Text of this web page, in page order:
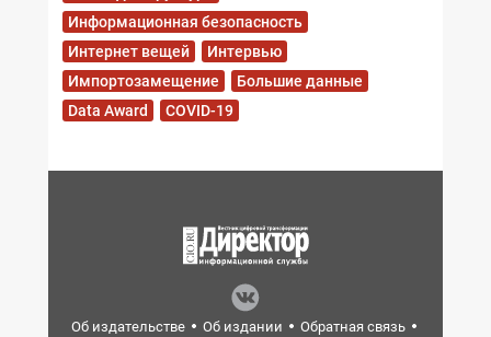
Информационная безопасность
Интернет вещей
Интервью
Импортозамещение
Большие данные
Data Award
COVID-19
Об издательстве Об издании
Обратная связь